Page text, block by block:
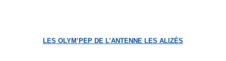
LES OLYM’PEP DE L’ANTENNE LES ALIZÉS